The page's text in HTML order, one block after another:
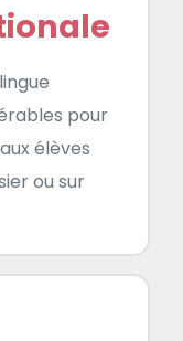
pour
élèves
ou sur